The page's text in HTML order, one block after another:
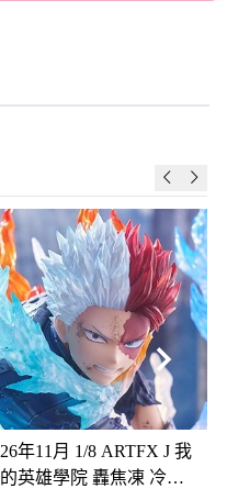
26年11月 1/8 ARTFX J 我
的英雄學院 轟焦凍 冷炎